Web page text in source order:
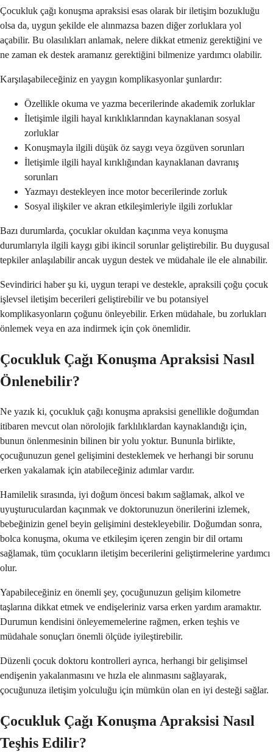
Çocukluk çağı konuşma apraksisi esas olarak bir iletişim bozukluğu
olsa da, uygun şekilde ele alınmazsa bazen diğer zorluklara yol
açabilir. Bu olasılıkları anlamak, nelere dikkat etmeniz gerektiğini ve
ne zaman ek destek aramanız gerektiğini bilmenize yardımcı olabilir.
Karşılaşabileceğiniz en yaygın komplikasyonlar şunlardır:
Özellikle okuma ve yazma becerilerinde akademik zorluklar
İletişimle ilgili hayal kırıklıklarından kaynaklanan sosyal
zorluklar
Konuşmayla ilgili düşük öz saygı veya özgüven sorunları
İletişimle ilgili hayal kırıklığından kaynaklanan davranış
sorunları
Yazmayı destekleyen ince motor becerilerinde zorluk
Sosyal ilişkiler ve akran etkileşimleriyle ilgili zorluklar
Bazı durumlarda, çocuklar okuldan kaçınma veya konuşma
durumlarıyla ilgili kaygı gibi ikincil sorunlar geliştirebilir. Bu duygusal
tepkiler anlaşılabilir ancak uygun destek ve müdahale ile ele alınabilir.
Sevindirici haber şu ki, uygun terapi ve destekle, apraksili çoğu çocuk
işlevsel iletişim becerileri geliştirebilir ve bu potansiyel
komplikasyonların çoğunu önleyebilir. Erken müdahale, bu zorlukları
önlemek veya en aza indirmek için çok önemlidir.
Çocukluk Çağı Konuşma Apraksisi Nasıl
Önlenebilir?
Ne yazık ki, çocukluk çağı konuşma apraksisi genellikle doğumdan
itibaren mevcut olan nörolojik farklılıklardan kaynaklandığı için,
bunun önlenmesinin bilinen bir yolu yoktur. Bununla birlikte,
çocuğunuzun genel gelişimini desteklemek ve herhangi bir sorunu
erken yakalamak için atabileceğiniz adımlar vardır.
Hamilelik sırasında, iyi doğum öncesi bakım sağlamak, alkol ve
uyuşturuculardan kaçınmak ve doktorunuzun önerilerini izlemek,
bebeğinizin genel beyin gelişimini destekleyebilir. Doğumdan sonra,
bolca konuşma, okuma ve etkileşim içeren zengin bir dil ortamı
sağlamak, tüm çocukların iletişim becerilerini geliştirmelerine yardımcı
olur.
Yapabileceğiniz en önemli şey, çocuğunuzun gelişim kilometre
taşlarına dikkat etmek ve endişeleriniz varsa erken yardım aramaktır.
Durumun kendisini önleyememelerine rağmen, erken teşhis ve
müdahale sonuçları önemli ölçüde iyileştirebilir.
Düzenli çocuk doktoru kontrolleri ayrıca, herhangi bir gelişimsel
endişenin yakalanmasını ve hızla ele alınmasını sağlayarak,
çocuğunuza iletişim yolculuğu için mümkün olan en iyi desteği sağlar.
Çocukluk Çağı Konuşma Apraksisi Nasıl
Teşhis Edilir?